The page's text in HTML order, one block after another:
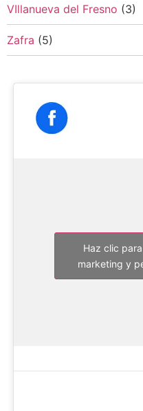
VIllanueva del Fresno (3)
Zafra (5)
Haz clic
marketing y